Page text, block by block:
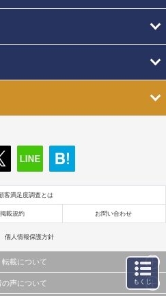
客満足度調査とは
掲載規約 お問い合わせ
個人情報保護方針
転載について
イラスト、画像データ等）及びこれらの配置・
の声について もくじ